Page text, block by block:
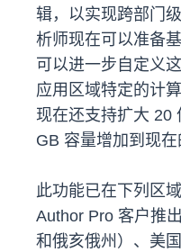
辑，以实现跨部门
析师现在可以准备
可以进一步自定义
应用区域特定的计
现在还支持扩大 20
GB 容量增加到现在
此功能已在下列区
Author Pro 客户推
和俄亥俄州）、美